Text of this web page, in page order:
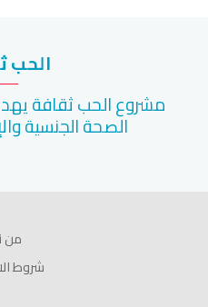
الحب
مشروع الحب ثقافة
الصحة الجنسية
من
شروط